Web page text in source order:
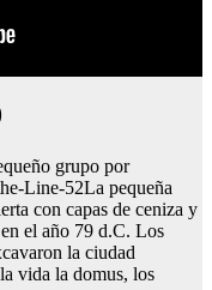
grupo por
Line-52La pequeña
con capas de ceniza y
el año 79 d.C. Los
la ciudad
vida la domus, los